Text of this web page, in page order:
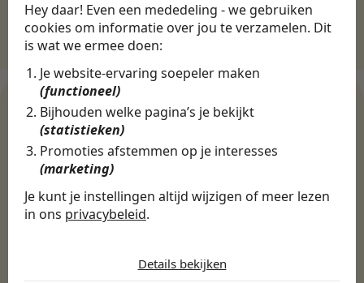
Hey daar! Even een mededeling - we gebruiken
cookies om informatie over jou te verzamelen. Dit
is wat we ermee doen:
Je website-ervaring soepeler maken
(functioneel)
Bijhouden welke pagina’s je bekijkt
(statistieken)
Promoties afstemmen op je interesses
(marketing)
Je kunt je instellingen altijd wijzigen of meer lezen
in ons privacybeleid.
Details bekijken
Ontdek meer dan 500+
werkgevers
Marketing & Communicatie
Sales & Inkoop